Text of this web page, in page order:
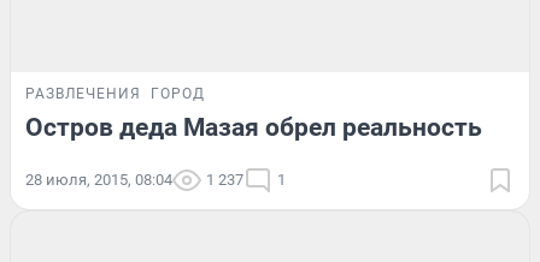
РАЗВЛЕЧЕНИЯ ГОРОД
Остров деда Мазая обрел реальность
28 июля, 2015, 08:04 1 237 1